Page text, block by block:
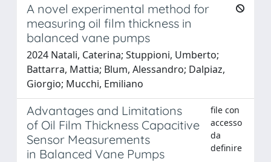
A novel experimental method for
measuring oil film thickness in
balanced vane pumps
2024 Natali, Caterina; Stuppioni, Umberto;
Battarra, Mattia; Blum, Alessandro; Dalpiaz,
Giorgio; Mucchi, Emiliano
Advantages and Limitations
of Oil Film Thickness Capacitive
Sensor Measurements
in Balanced Vane Pumps
file con
accesso
da
definire